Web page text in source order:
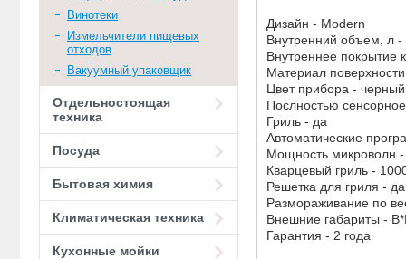
Винотеки
Измельчители пищевых
отходов
Вакуумный упаковщик
Отдельностоящая
техника
Посуда
Бытовая химия
Климатическая техника
Кухонные мойки
Дизайн - Modern
Внутренний объем, л -
Внутреннее
Материал
Цвет прибора -
Послностью
Гриль - да
Автоматические
Мощность микроволн
Кварцевый гриль -
Решетка для гриля - да
Размораживание по
Внешние габариты -
Гарантия - 2 года